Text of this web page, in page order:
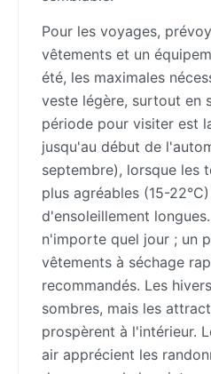
Pour les voyages,
vêtements et un
été, les maximales
veste légère, surtout en
période pour visiter est
jusqu'au début de
septembre), lorsque les
plus agréables (15-
d'ensoleillement
n'importe quel jour ; un
vêtements à séchage
recommandés. Les
sombres, mais les
prospèrent à l'intérieur.
air apprécient les